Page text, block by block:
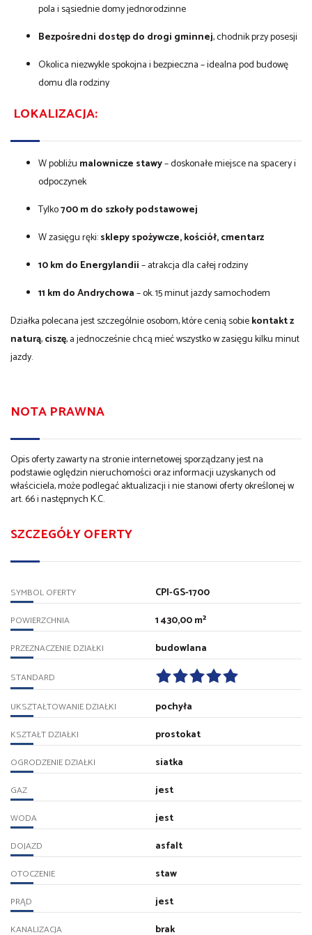
pola i sąsiednie domy jednorodzinne
Bezpośredni dostęp do drogi gminnej, chodnik przy posesji
Okolica niezwykle spokojna i bezpieczna – idealna pod budowę
domu dla rodziny
LOKALIZACJA:
W pobliżu malownicze stawy– doskonałe miejsce na spacery i
odpoczynek
Tylko700 m do szkoły podstawowej
W zasięgu ręki:sklepy spożywcze, kościół, cmentarz
10 km do Energylandii– atrakcja dla całej rodziny
11 km do Andrychowa– ok. 15 minut jazdy samochodem
Działka polecana jest szczególnie osobom, które cenią sobiekontakt z
naturą,ciszę, a jednocześnie chcą mieć wszystko w zasięgu kilku minut
jazdy.
NOTA PRAWNA
Opis oferty zawarty na stronie internetowej sporządzany jest na
podstawie oględzin nieruchomości oraz informacji uzyskanych od
właściciela, może podlegać aktualizacji i nie stanowi oferty określonej w
art. 66 i następnych K.C.
SZCZEGÓŁY OFERTY
SYMBOL OFERTY CPI-GS-1700
POWIERZCHNIA 1 430,00 m²
PRZEZNACZENIE DZIAŁKI budowlana
STANDARD
UKSZTAŁTOWANIE DZIAŁKI pochyła
KSZTAŁT DZIAŁKI prostokat
OGRODZENIE DZIAŁKI siatka
GAZ jest
WODA jest
DOJAZD asfalt
OTOCZENIE staw
PRĄD jest
KANALIZACJA brak